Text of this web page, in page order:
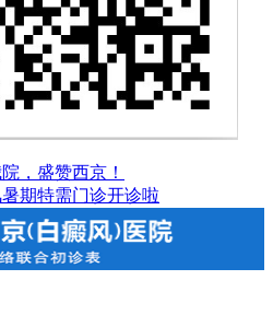
，盛赞西京！
期特需门诊开诊啦